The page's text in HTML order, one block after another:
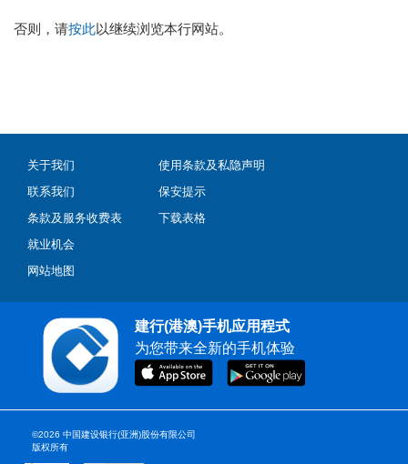
否则，请按此以继续浏览本行网站。
关于我们
联系我们
条款及服务收费表
就业机会
网站地图
使用条款及私隐声明
保安提示
下载表格
建行(港澳)手机应用程式
为您带来全新的手机体验
©2026 中国建设银行(亚洲)股份有限公司
版权所有